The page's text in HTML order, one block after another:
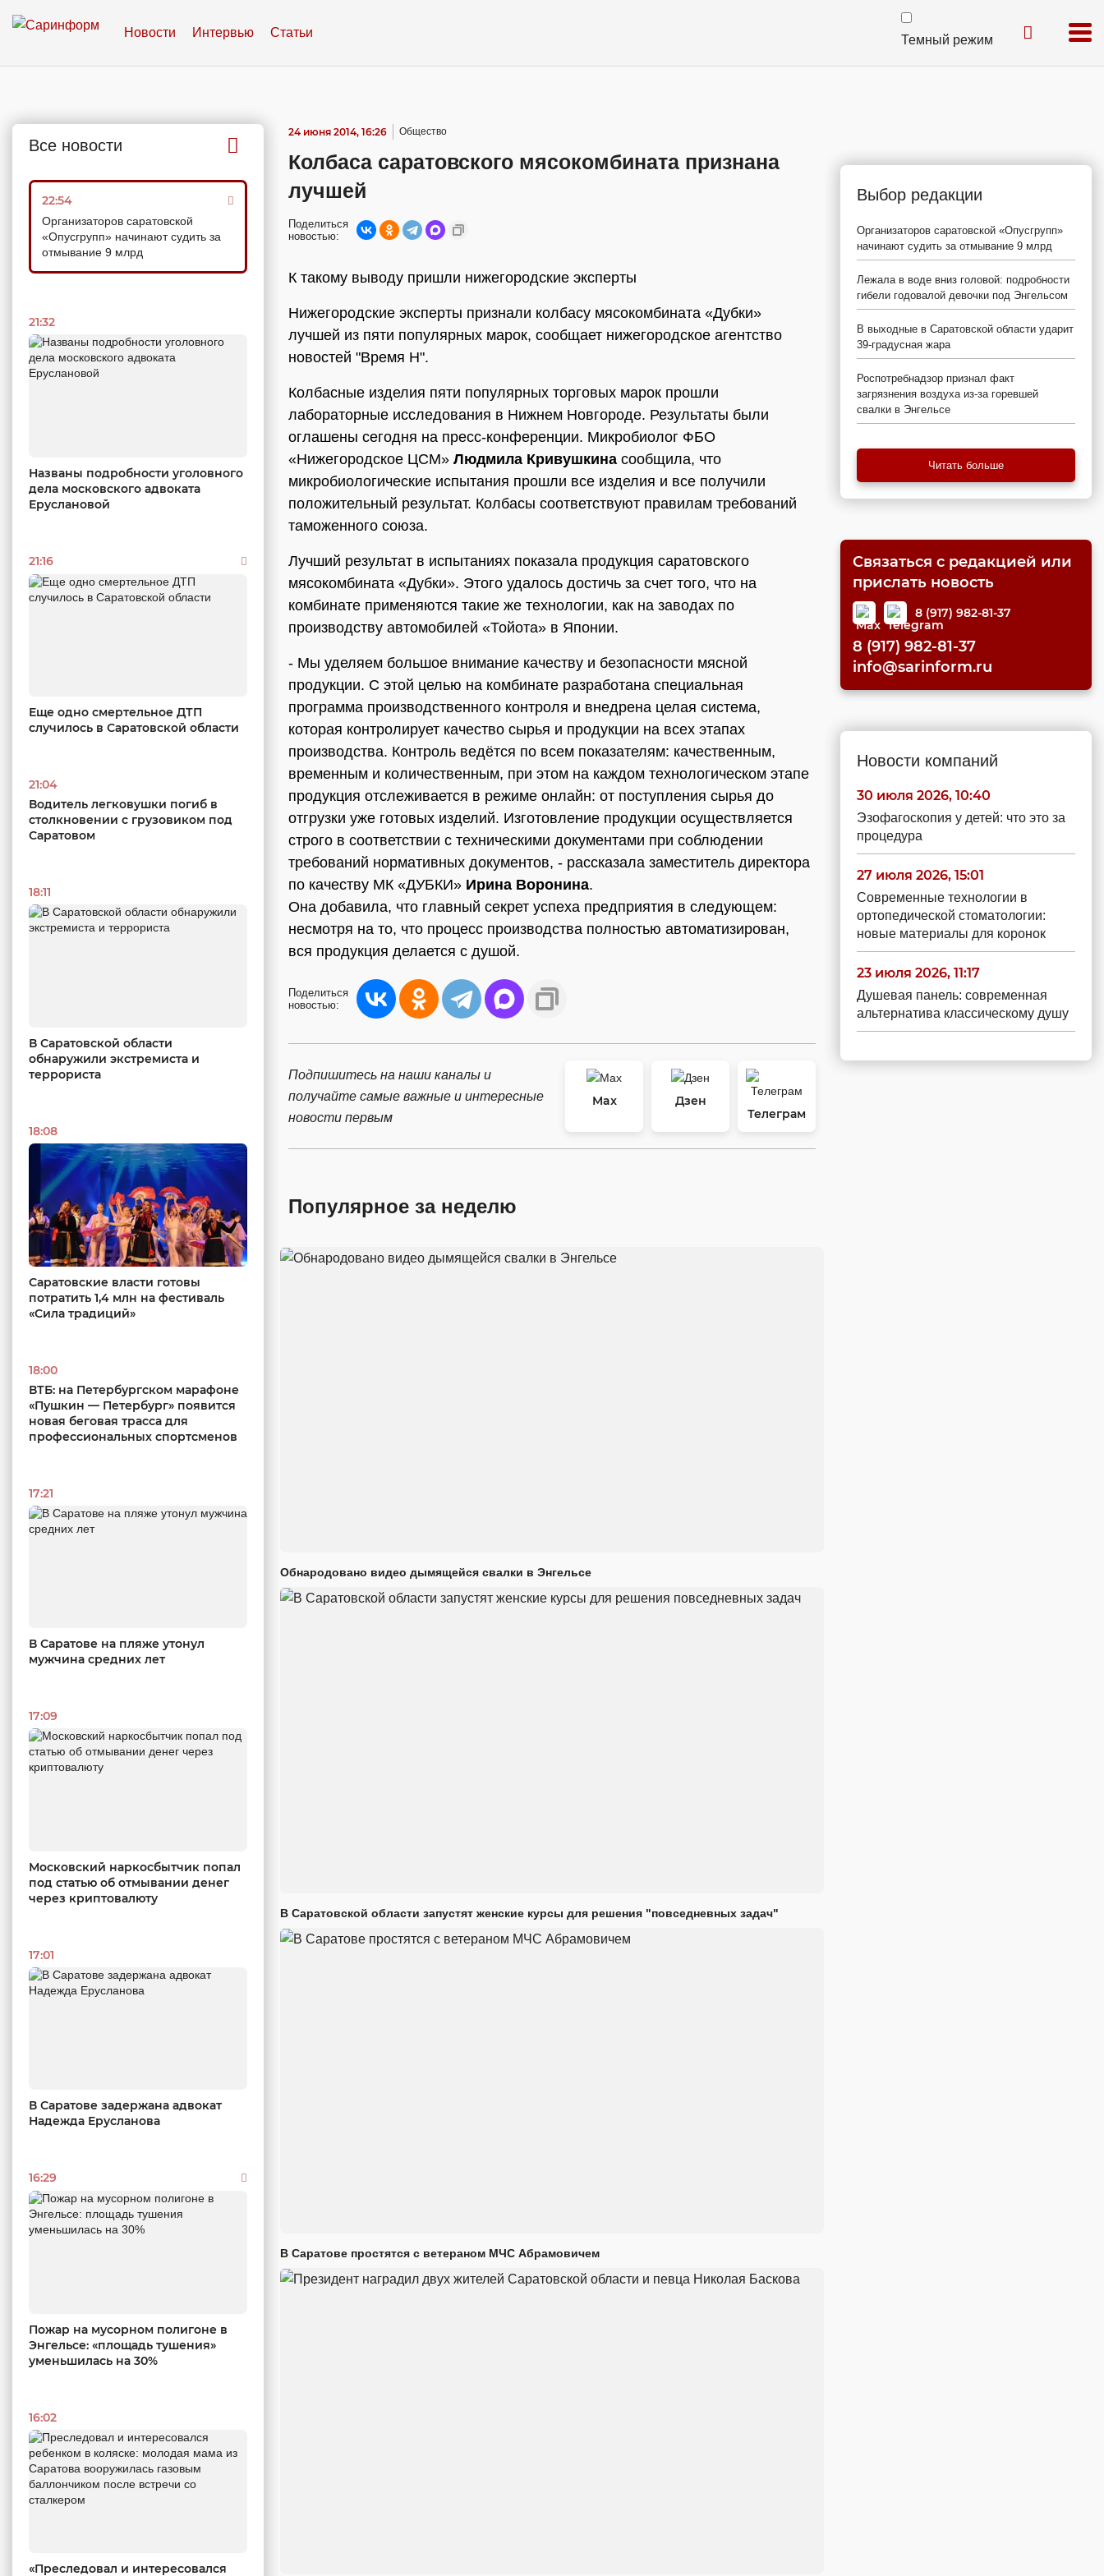
Новости Интервью Статьи
Темный режим
Все новости
22:54
Организаторов саратовской
«Опусгрупп» начинают судить за
отмывание 9 млрд
21:32
Названы подробности уголовного
дела московского адвоката
Еруслановой
21:16
Еще одно смертельное ДТП
случилось в Саратовской области
21:04
Водитель легковушки погиб в
столкновении с грузовиком под
Саратовом
18:11
В Саратовской области
обнаружили экстремиста и
террориста
18:08
Саратовские власти готовы
потратить 1,4 млн на фестиваль
«Сила традиций»
18:00
ВТБ: на Петербургском марафоне
«Пушкин — Петербург» появится
новая беговая трасса для
профессиональных спортсменов
17:21
В Саратове на пляже утонул
мужчина средних лет
17:09
Московский наркосбытчик попал
под статью об отмывании денег
через криптовалюту
17:01
В Саратове задержана адвокат
Надежда Ерусланова
16:29
Пожар на мусорном полигоне в
Энгельсе: «площадь тушения»
уменьшилась на 30%
16:02
«Преследовал и интересовался
24 июня 2014, 16:26 Общество
Колбаса саратовского мясокомбината признана
лучшей
Поделиться
новостью:
К такому выводу пришли нижегородские эксперты
Нижегородские эксперты признали колбасу мясокомбината «Дубки»
лучшей из пяти популярных марок, сообщает нижегородское агентство
новостей "Время Н".
Колбасные изделия пяти популярных торговых марок прошли
лабораторные исследования в Нижнем Новгороде. Результаты были
оглашены сегодня на пресс-конференции. Микробиолог ФБО
«Нижегородское ЦСМ» Людмила Кривушкина сообщила, что
микробиологические испытания прошли все изделия и все получили
положительный результат. Колбасы соответствуют правилам требований
таможенного союза.
Лучший результат в испытаниях показала продукция саратовского
мясокомбината «Дубки». Этого удалось достичь за счет того, что на
комбинате применяются такие же технологии, как на заводах по
производству автомобилей «Тойота» в Японии.
- Мы уделяем большое внимание качеству и безопасности мясной
продукции. С этой целью на комбинате разработана специальная
программа производственного контроля и внедрена целая система,
которая контролирует качество сырья и продукции на всех этапах
производства. Контроль ведётся по всем показателям: качественным,
временным и количественным, при этом на каждом технологическом этапе
продукция отслеживается в режиме онлайн: от поступления сырья до
отгрузки уже готовых изделий. Изготовление продукции осуществляется
строго в соответствии с техническими документами при соблюдении
требований нормативных документов, - рассказала заместитель директора
по качеству МК «ДУБКИ» Ирина Воронина.
Она добавила, что главный секрет успеха предприятия в следующем:
несмотря на то, что процесс производства полностью автоматизирован,
вся продукция делается с душой.
Поделиться
новостью:
Подпишитесь на наши каналы и
получайте самые важные и интересные
новости первым
Max
Дзен
Телеграм
Популярное за неделю
Обнародовано видео дымящейся свалки в Энгельсе
В Саратовской области запустят женские курсы для решения "повседневных задач"
В Саратове простятся с ветераном МЧС Абрамовичем
Выбор редакции
Организаторов саратовской «Опусгрупп»
начинают судить за отмывание 9 млрд
Лежала в воде вниз головой: подробности
гибели годовалой девочки под Энгельсом
В выходные в Саратовской области ударит
39-градусная жара
Роспотребнадзор признал факт
загрязнения воздуха из-за горевшей
свалки в Энгельсе
Читать больше
Связаться с редакцией или
прислать новость
8 (917) 982-81-37
8 (917) 982-81-37
info@sarinform.ru
Новости компаний
30 июля 2026, 10:40
Эзофагоскопия у детей: что это за
процедура
27 июля 2026, 15:01
Современные технологии в
ортопедической стоматологии:
новые материалы для коронок
23 июля 2026, 11:17
Душевая панель: современная
альтернатива классическому душу